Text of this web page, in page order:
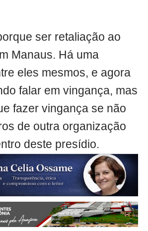
ser retaliação ao
Manaus. Há uma
eles mesmos, e agora
falar em vingança, mas
fazer vingança se não
de outra organização
deste presídio.